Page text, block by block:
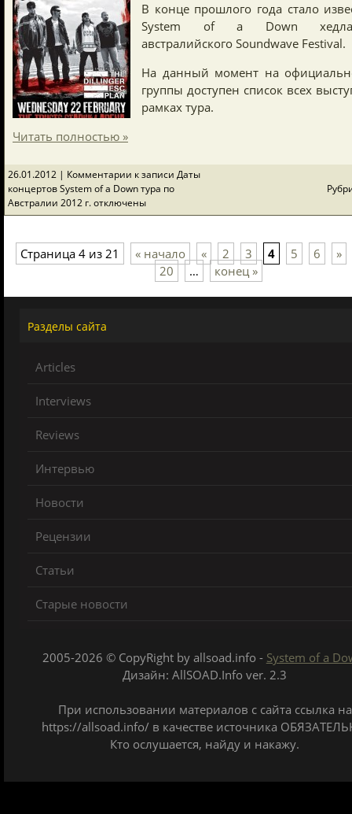
В конце прошлого года стало
System of a Down
австралийского Soundwave Festival.
На данный момент на
группы доступен список всех
рамках тура.
Читать полностью »
26.01.2012 | Комментарии к записи Даты
концертов System of a Down тура по
Австралии 2012 г.отключены
Страница 4 из 21 « начало « 2 3 4 5 6
»
20
… конец »
Разделы сайта
Articles
Interviews
Reviews
Интервью
Новости
Рецензии
Статьи
Старые новости
2005-2026 © CopyRight by allsoad.info - System of a
Дизайн: AllSOAD.Info ver. 2.3
При использовании материалов с сайта ссылка на
https://allsoad.info/ в качестве источника
Кто ослушается, найду и накажу.